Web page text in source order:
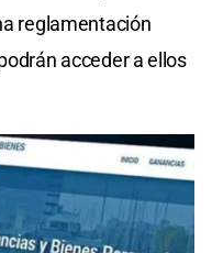
reglamentación
acceder a ellos